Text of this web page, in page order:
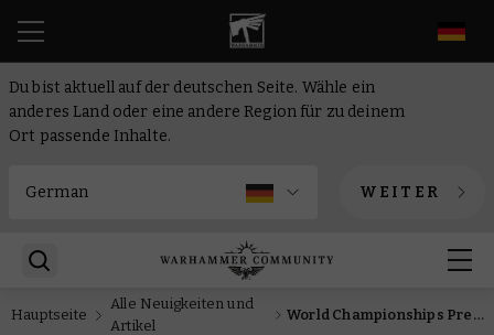
Du bist aktuell auf der deutschen Seite. Wähle ein
anderes Land oder eine andere Region für zu deinem
Ort passende Inhalte.
WEITER
Hauptseite
Alle Neuigkeiten und
Artikel
World Championships Preview: Beherrsche das Schlachtfeld von Legions Imperialis mit überschweren Panzern und Saturnine-Terminatoren